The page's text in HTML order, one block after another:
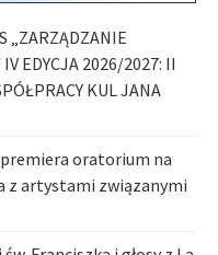
„ZARZĄDZANIE
EDYCJA 2026/2027: II
KUL JANA
premiera oratorium na
z artystami związanymi